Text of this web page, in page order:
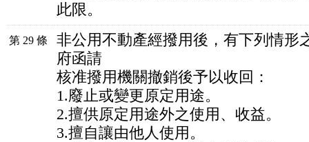
此限。
第 29 條
非公用不動產經撥用後，有下列情形
府函請
核准撥用機關撤銷後予以收回：
1.廢止或變更原定用途。
2.擅供原定用途外之使用、收益。
3.擅自讓由他人使用。